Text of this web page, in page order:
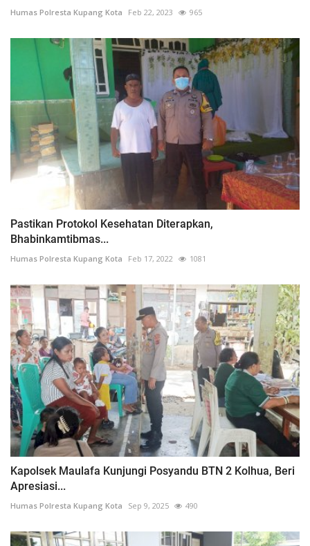
Humas Polresta Kupang Kota Feb 22, 2023 965
Pastikan Protokol Kesehatan Diterapkan,
Bhabinkamtibmas...
Humas Polresta Kupang Kota Feb 17, 2022 1081
Kapolsek Maulafa Kunjungi Posyandu BTN 2 Kolhua, Beri
Apresiasi...
Humas Polresta Kupang Kota Sep 9, 2025 490